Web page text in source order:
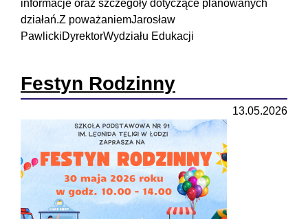
informacje oraz szczegóły dotyczące planowanych
działań.Z poważaniemJarosław
PawlickiDyrektorWydziału Edukacji
Festyn Rodzinny
13.05.2026